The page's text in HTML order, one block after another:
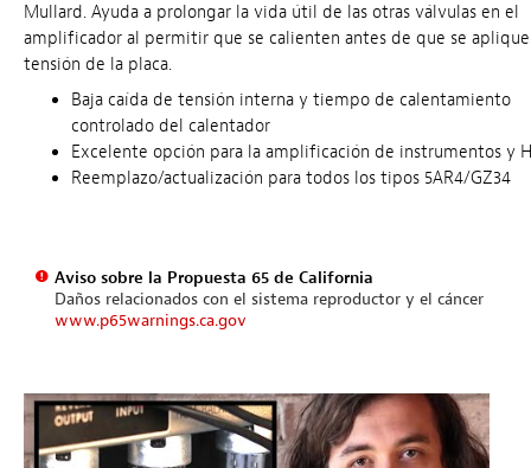
Mullard. Ayuda a prolongar la vida útil de las otras válvulas en el
amplificador al permitir que se calienten antes de que se
tensión de la placa.
Baja caída de tensión interna y tiempo de calentamiento
controlado del calentador
Excelente opción para la amplificación de instrumentos y
Reemplazo/actualización para todos los tipos 5AR4/GZ34
Aviso sobre la Propuesta 65 de California
Daños relacionados con el sistema reproductor y el cáncer
www.p65warnings.ca.gov